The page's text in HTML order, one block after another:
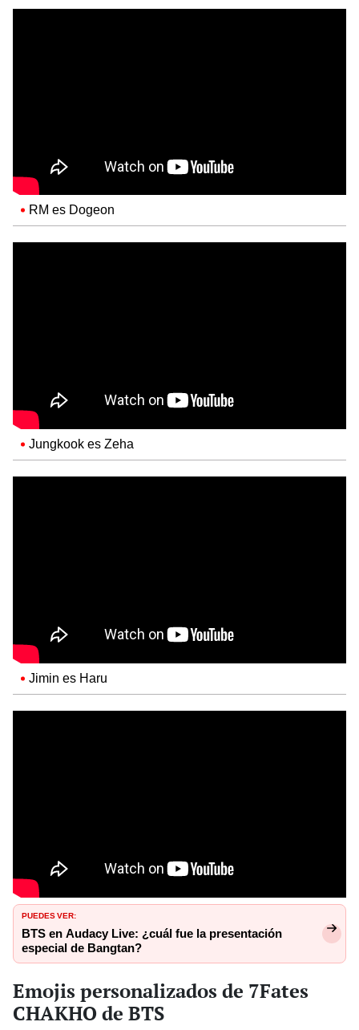
RM es Dogeon
Jungkook es Zeha
Jimin es Haru
PUEDES VER:
BTS en Audacy Live: ¿cuál fue la presentación
especial de Bangtan?
Emojis personalizados de 7Fates
CHAKHO de BTS